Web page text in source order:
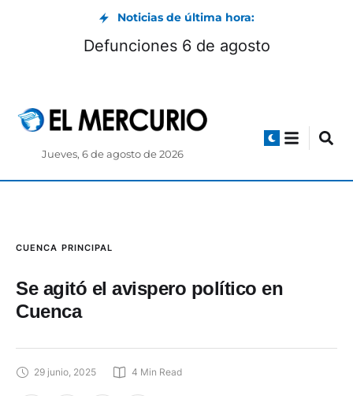
Noticias de última hora:
Con 102 años, migrante ecuatoriano inspira a
Se agitó el avispero político en
29 junio, 2025 4 Min Read